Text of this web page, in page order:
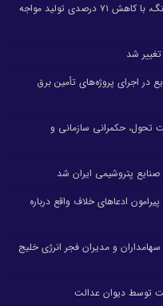
پتروشیمی اروند پس از اختلالات ناشی از جنگ، با کاهش ۷۱ درصدی تولید مواجه
شد
در اجرای پروژه‌های تأمین برق
تحول، حکمرانی سازمانی و
پتروشیمی ایران شد
ادعاهای خلاف واقع درباره
و مدیران فجر انرژی خلیج
توسط دیوان عدالت